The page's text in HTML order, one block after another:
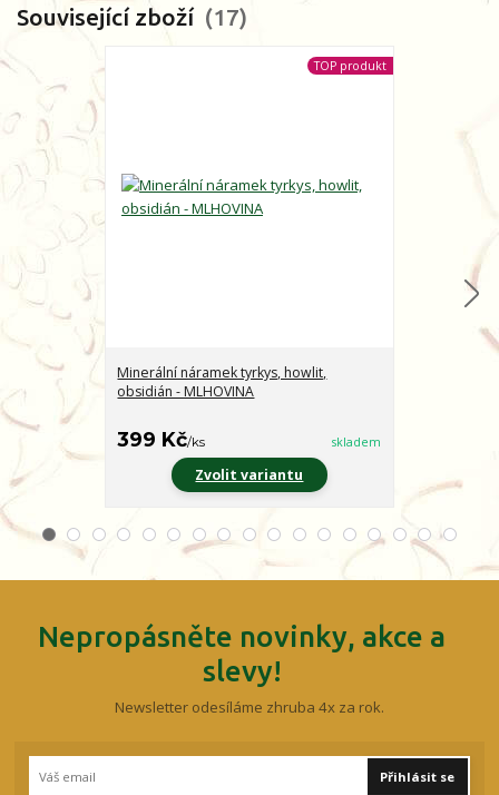
Související zboží 17
TOP produkt
Minerální náramek tyrkys, howlit,
obsidián - MLHOVINA
399 Kč/ks skladem
Zvolit variantu
Nepropásněte novinky, akce a
slevy!
Newsletter odesíláme zhruba 4x za rok.
Přihlásit se